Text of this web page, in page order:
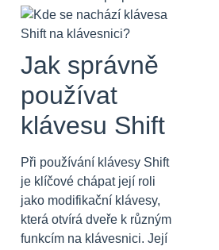
Jak správně
používat
klávesu Shift
Při používání klávesy Shift
je klíčové chápat její roli
jako modifikační klávesy,
která otvírá dveře k různým
funkcím na klávesnici. Její